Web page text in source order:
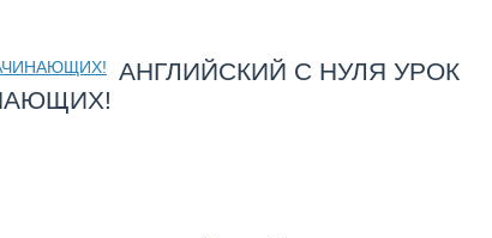
АНГЛИЙСКИЙ С НУЛЯ УРОК